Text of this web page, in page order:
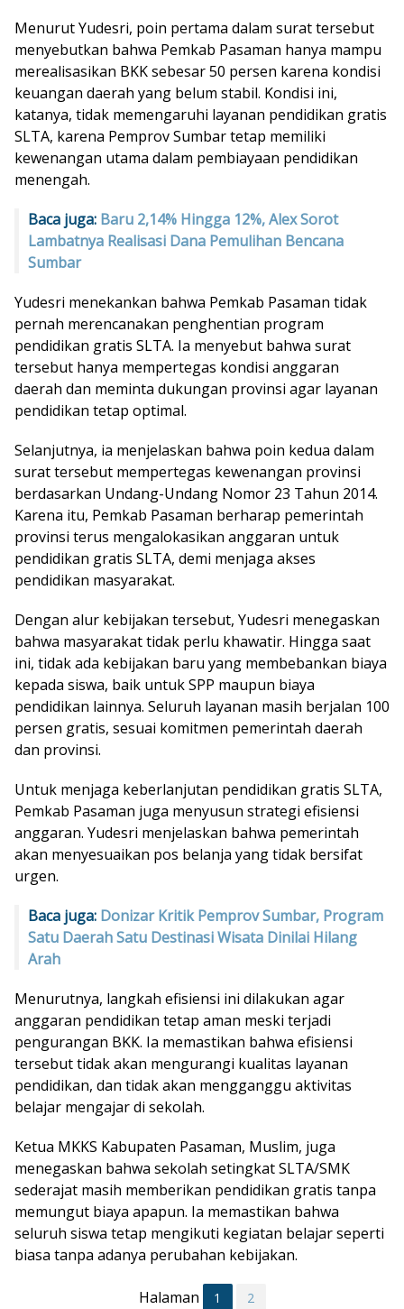
Menurut Yudesri, poin pertama dalam surat tersebut
menyebutkan bahwa Pemkab Pasaman hanya mampu
merealisasikan BKK sebesar 50 persen karena kondisi
keuangan daerah yang belum stabil. Kondisi ini,
katanya, tidak memengaruhi layanan pendidikan gratis
SLTA, karena Pemprov Sumbar tetap memiliki
kewenangan utama dalam pembiayaan pendidikan
menengah.
Baca juga: Baru 2,14% Hingga 12%, Alex Sorot
Lambatnya Realisasi Dana Pemulihan Bencana
Sumbar
Yudesri menekankan bahwa Pemkab Pasaman tidak
pernah merencanakan penghentian program
pendidikan gratis SLTA. Ia menyebut bahwa surat
tersebut hanya mempertegas kondisi anggaran
daerah dan meminta dukungan provinsi agar layanan
pendidikan tetap optimal.
Selanjutnya, ia menjelaskan bahwa poin kedua dalam
surat tersebut mempertegas kewenangan provinsi
berdasarkan Undang-Undang Nomor 23 Tahun 2014.
Karena itu, Pemkab Pasaman berharap pemerintah
provinsi terus mengalokasikan anggaran untuk
pendidikan gratis SLTA, demi menjaga akses
pendidikan masyarakat.
Dengan alur kebijakan tersebut, Yudesri menegaskan
bahwa masyarakat tidak perlu khawatir. Hingga saat
ini, tidak ada kebijakan baru yang membebankan biaya
kepada siswa, baik untuk SPP maupun biaya
pendidikan lainnya. Seluruh layanan masih berjalan 100
persen gratis, sesuai komitmen pemerintah daerah
dan provinsi.
Untuk menjaga keberlanjutan pendidikan gratis SLTA,
Pemkab Pasaman juga menyusun strategi efisiensi
anggaran. Yudesri menjelaskan bahwa pemerintah
akan menyesuaikan pos belanja yang tidak bersifat
urgen.
Baca juga: Donizar Kritik Pemprov Sumbar, Program
Satu Daerah Satu Destinasi Wisata Dinilai Hilang
Arah
Menurutnya, langkah efisiensi ini dilakukan agar
anggaran pendidikan tetap aman meski terjadi
pengurangan BKK. Ia memastikan bahwa efisiensi
tersebut tidak akan mengurangi kualitas layanan
pendidikan, dan tidak akan mengganggu aktivitas
belajar mengajar di sekolah.
Ketua MKKS Kabupaten Pasaman, Muslim, juga
menegaskan bahwa sekolah setingkat SLTA/SMK
sederajat masih memberikan pendidikan gratis tanpa
memungut biaya apapun. Ia memastikan bahwa
seluruh siswa tetap mengikuti kegiatan belajar seperti
biasa tanpa adanya perubahan kebijakan.
Halaman 1 2